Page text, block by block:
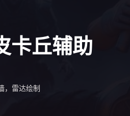
卡丘辅助
，雷达绘制